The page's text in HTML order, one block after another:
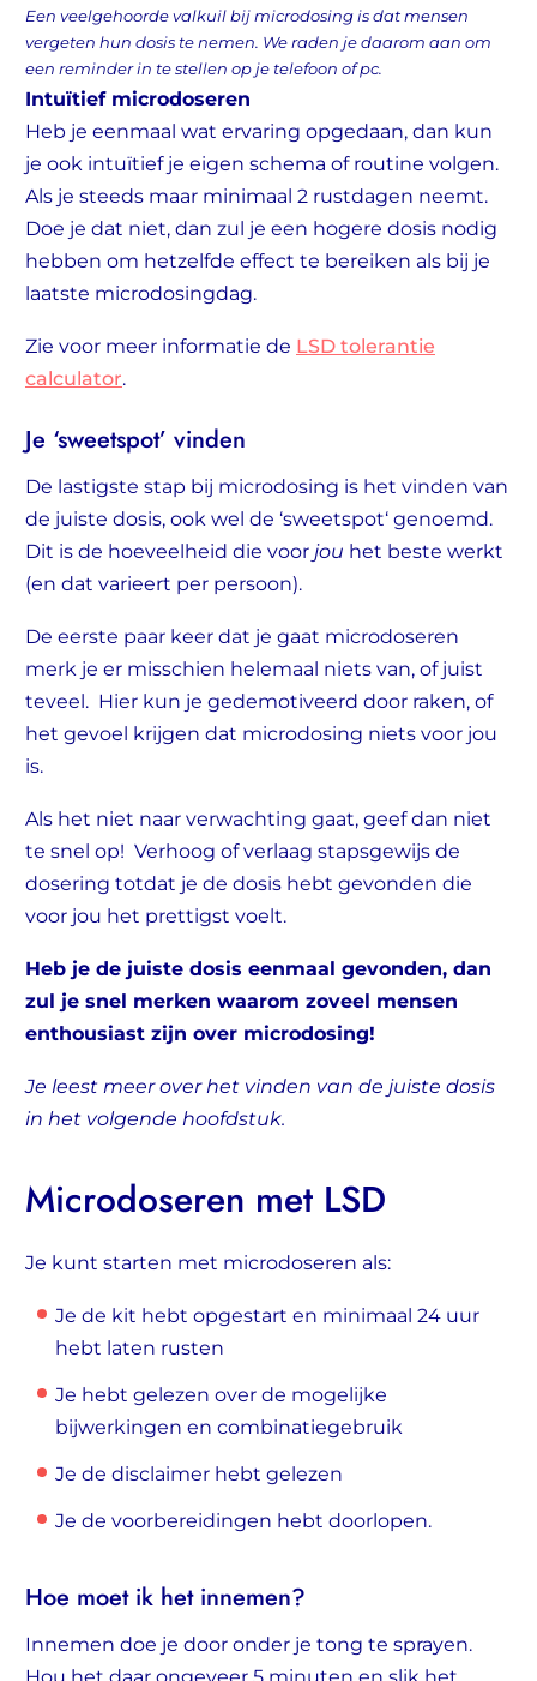
Een veelgehoorde valkuil bij microdosing is dat mensen
vergeten hun dosis te nemen. We raden je daarom aan om
een reminder in te stellen op je telefoon of pc.
Intuïtief microdoseren
Heb je eenmaal wat ervaring opgedaan, dan kun
je ook intuïtief je eigen schema of routine volgen.
Als je steeds maar minimaal 2 rustdagen neemt.
Doe je dat niet, dan zul je een hogere dosis nodig
hebben om hetzelfde effect te bereiken als bij je
laatste microdosingdag.
Zie voor meer informatie de LSD tolerantie
calculator.
Je ‘sweetspot’ vinden
De lastigste stap bij microdosing is het vinden van
de juiste dosis, ook wel de ‘sweetspot‘ genoemd.
Dit is de hoeveelheid die voor jou het beste werkt
(en dat varieert per persoon).
De eerste paar keer dat je gaat microdoseren
merk je er misschien helemaal niets van, of juist
teveel. Hier kun je gedemotiveerd door raken, of
het gevoel krijgen dat microdosing niets voor jou
is.
Als het niet naar verwachting gaat, geef dan niet
te snel op! Verhoog of verlaag stapsgewijs de
dosering totdat je de dosis hebt gevonden die
voor jou het prettigst voelt.
Heb je de juiste dosis eenmaal gevonden, dan
zul je snel merken waarom zoveel mensen
enthousiast zijn over microdosing!
Je leest meer over het vinden van de juiste dosis
in het volgende hoofdstuk.
Microdoseren met LSD
Je kunt starten met microdoseren als:
Je de kit hebt opgestart en minimaal 24 uur
hebt laten rusten
Je hebt gelezen over de mogelijke
bijwerkingen en combinatiegebruik
Je de disclaimer hebt gelezen
Je de voorbereidingen hebt doorlopen.
Hoe moet ik het innemen?
Innemen doe je door onder je tong te sprayen.